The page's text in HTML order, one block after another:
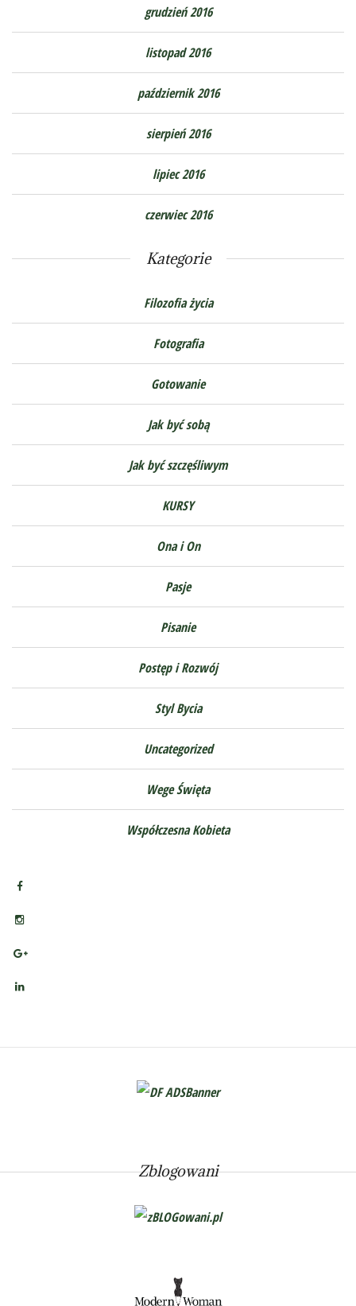
grudzień 2016
listopad 2016
październik 2016
sierpień 2016
lipiec 2016
czerwiec 2016
Kategorie
Filozofia życia
Fotografia
Gotowanie
Jak być sobą
Jak być szczęśliwym
KURSY
Ona i On
Pasje
Pisanie
Postęp i Rozwój
Styl Bycia
Uncategorized
Wege Święta
Współczesna Kobieta
Zblogowani